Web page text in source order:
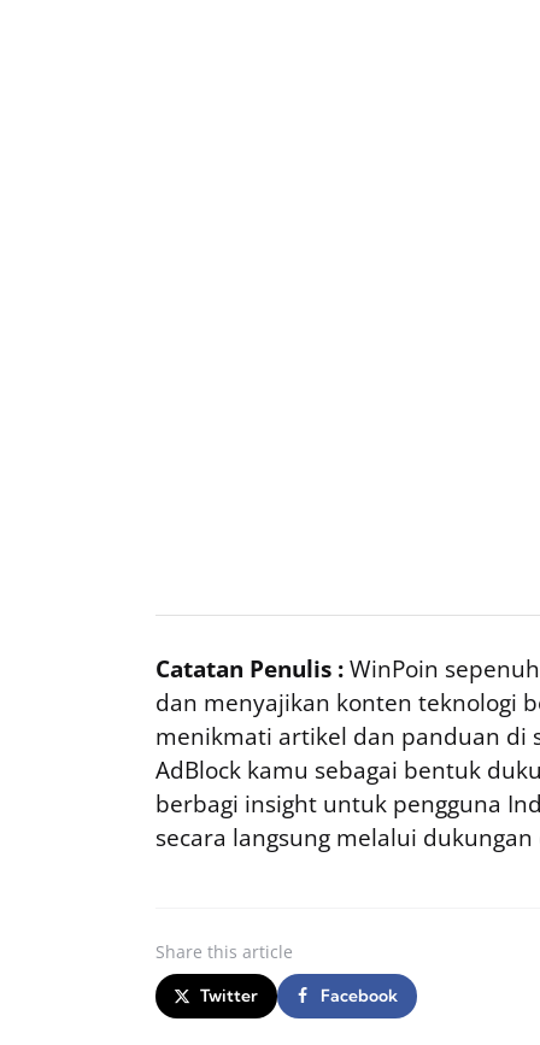
Catatan Penulis :WinPoin
dan menyajikan konten teknologi
menikmati artikel dan panduan di
AdBlock kamu sebagai bentuk
berbagi insight untuk pengguna
secara langsung melalui dukungan
Share this article
Twitter Facebook